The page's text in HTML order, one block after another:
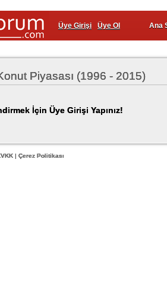
Üye Girişi Üye Ol Ana
Piyasası (1996 - 2015)
İçin Üye Girişi Yapınız!
Çerez Politikası